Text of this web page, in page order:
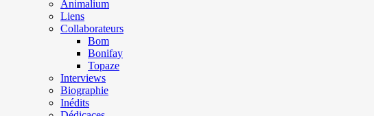
Animalium
Liens
Collaborateurs
Bom
Bonifay
Topaze
Interviews
Biographie
Inédits